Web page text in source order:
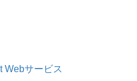
Webサービス